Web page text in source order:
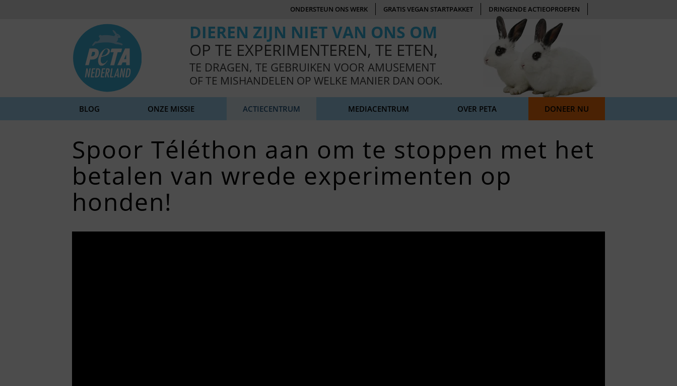
ONDERSTEUN ONS WERK GRATIS VEGAN STARTPAKKET DRINGENDE ACTIEOPROEPEN
DIEREN ZIJN NIET VAN ONS OM
OP TE EXPERIMENTEREN, TE ETEN,
TE DRAGEN, TE GEBRUIKEN VOOR AMUSEMENT
OF TE MISHANDELEN OP WELKE MANIER DAN OOK.
BLOG ONZE MISSIE ACTIECENTRUM MEDIACENTRUM OVER PETA DONEER NU
Spoor Téléthon aan om te stoppen met het
betalen van wrede experimenten op
honden!